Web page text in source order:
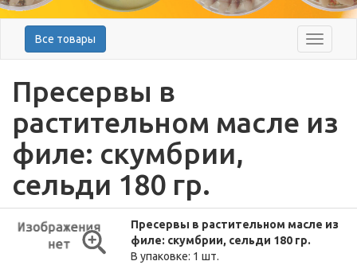
Меню
Все товары
Пресервы в
растительном масле из
филе: скумбрии,
сельди 180 гр.
Пресервы в растительном масле из
филе: скумбрии, сельди 180 гр.
В упаковке: 1 шт.